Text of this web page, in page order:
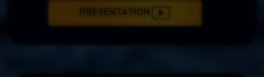
PRÉSENTATION